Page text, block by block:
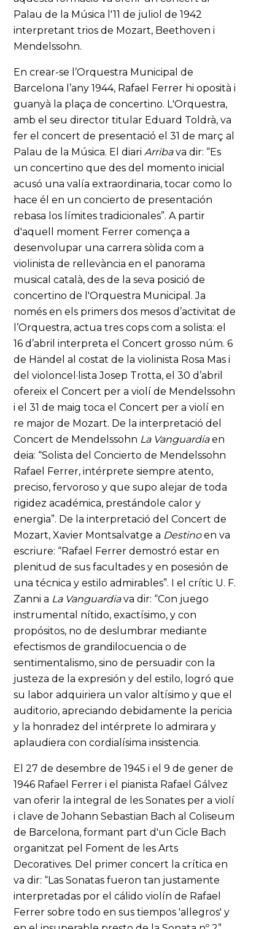
Palau de la Música l'11 de juliol de 1942
interpretant trios de Mozart, Beethoven i
Mendelssohn.
En crear-se l’Orquestra Municipal de
Barcelona l’any 1944, Rafael Ferrer hi oposità i
guanyà la plaça de concertino. L'Orquestra,
amb el seu director titular Eduard Toldrà, va
fer el concert de presentació el 31 de març al
Palau de la Música. El diariArribava dir: “Es
un concertino que des del momento inicial
acusó una valía extraordinaria, tocar como lo
hace él en un concierto de presentación
rebasa los límites tradicionales”. A partir
d'aquell moment Ferrer comença a
desenvolupar una carrera sòlida com a
violinista de rellevància en el panorama
musical català, des de la seva posició de
concertino de l'Orquestra Municipal. Ja
només en els primers dos mesos d’activitat de
l’Orquestra, actua tres cops com a solista: el
16 d’abril interpreta el Concert grosso núm. 6
de Händel al costat de la violinista Rosa Mas i
del violoncel·lista Josep Trotta, el 30 d’abril
ofereix el Concert per a violí de Mendelssohn
i el 31 de maig toca el Concert per a violí en
re major de Mozart. De la interpretació del
Concert de Mendelssohn La Vanguardiaen
deia: “Solista del Concierto de Mendelssohn
Rafael Ferrer, intérprete siempre atento,
preciso, fervoroso y que supo alejar de toda
rigidez académica, prestándole calor y
energia”. De la interpretació del Concert de
Mozart, Xavier Montsalvatge a Destinoen va
escriure: “Rafael Ferrer demostró estar en
plenitud de sus facultades y en posesión de
una técnica y estilo admirables”. I el crític U. F.
Zanni a La Vanguardiava dir: “Con juego
instrumental nítido, exactísimo, y con
propósitos, no de deslumbrar mediante
efectismos de grandilocuencia o de
sentimentalismo, sino de persuadir con la
justeza de la expresión y del estilo, logró que
su labor adquiriera un valor altísimo y que el
auditorio, apreciando debidamente la pericia
y la honradez del intérprete lo admirara y
aplaudiera con cordialísima insistencia.
El 27 de desembre de 1945 i el 9 de gener de
1946 Rafael Ferrer i el pianista Rafael Gálvez
van oferir la integral de les Sonates per a violí
i clave de Johann Sebastian Bach al Coliseum
de Barcelona, formant part d'un Cicle Bach
organitzat pel Foment de les Arts
Decoratives. Del primer concert la crítica en
va dir: “Las Sonatas fueron tan justamente
interpretadas por el cálido violín de Rafael
Ferrer sobre todo en sus tiempos 'allegros' y